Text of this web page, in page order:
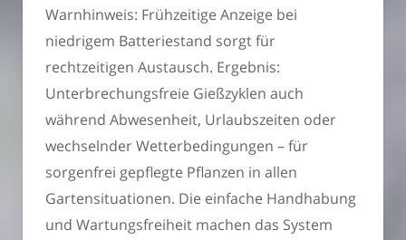
Warnhinweis: Frühzeitige Anzeige bei
niedrigem Batteriestand sorgt für
rechtzeitigen Austausch. Ergebnis:
Unterbrechungsfreie Gießzyklen auch
während Abwesenheit, Urlaubszeiten oder
wechselnder Wetterbedingungen – für
sorgenfrei gepflegte Pflanzen in allen
Gartensituationen. Die einfache Handhabung
und Wartungsfreiheit machen das System